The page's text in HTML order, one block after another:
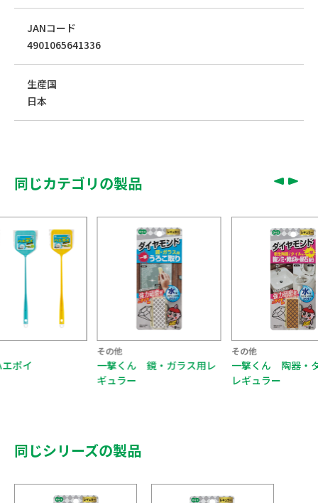
JANコード
4901065641336
生産国
日本
同じカテゴリの製品
ポイ
その他
一撃くん 鏡・ガラス用レ
ギュラー
その他
一撃くん 陶器・
レギュラー
同じシリーズの製品